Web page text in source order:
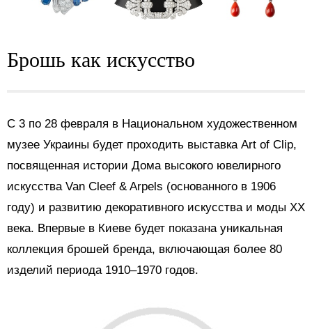
Брошь как искусство
С 3 по 28 февраля в Национальном художественном
музее Украины будет проходить выставка Art of Clip,
посвященная истории Дома высокого ювелирного
искусства Van Cleef & Arpels (основанного в 1906
году) и развитию декоративного искусства и моды XX
века. Впервые в Киеве будет показана уникальная
коллекция брошей бренда, включающая более 80
изделий периода 1910–1970 годов.